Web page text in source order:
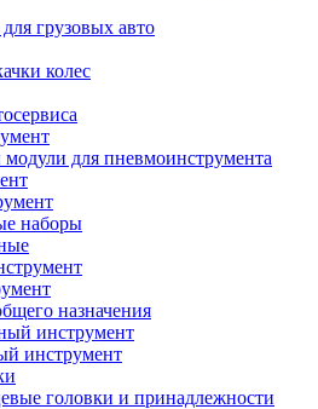
грузовых авто
колес
для пневмоинструмента
наборы
назначения
инструмент
инструмент
головки и принадлежности